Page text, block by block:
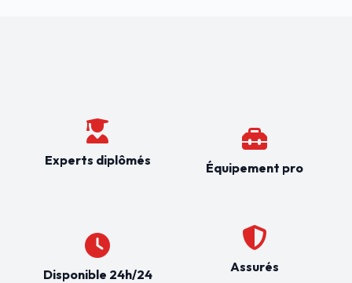
Experts diplômés
Disponible 24h/24
Équipement pro
Assurés